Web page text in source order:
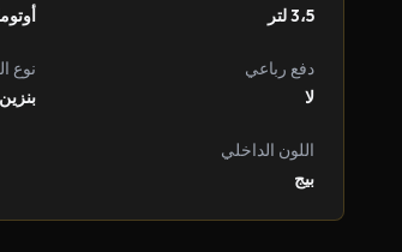
3،5 لتر
دفع رباعي
لا
نوع
بنزين
اللون الداخلي
بيج